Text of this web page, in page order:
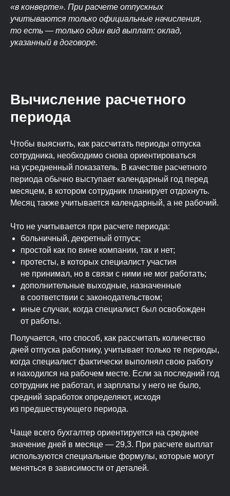
«в конверте». При расчете отпускных
учитываются только официальные начисления,
то есть — только один вид выплат: оклад,
указанный в договоре.
Вычисление расчетного
периода
Чтобы выяснить, как рассчитать периоды отпуска
сотрудника, необходимо снова ориентироваться
на усредненный показатель. В качестве расчетного
периода обычно выступает календарный год перед
месяцем, в котором сотрудник планирует отдохнуть.
Месяц также учитывается календарный, а не рабочий.
Что не учитывается при расчете периода:
больничный, декретный отпуск;
простой как по вине компании, так и нет;
протесты, в которых специалист участия
не принимал, но в связи с ними не мог работать;
дополнительные выходные, назначенные
в соответствии с законодательством;
иные случаи, когда специалист был освобожден
от работы.
Получается, что способ, как рассчитать количество
дней отпуска работнику, учитывает только те периоды,
когда специалист фактически выполнял свою работу
и находился на рабочем месте. Если за последний год
сотрудник не работал, и зарплаты у него не было,
средний заработок определяют, исходя
из предшествующего периода.
Чаще всего бухгалтер ориентируется на среднее
значение дней в месяце — 29,3. При расчете выплат
используются специальные формулы, которые могут
меняться в зависимости от деталей.